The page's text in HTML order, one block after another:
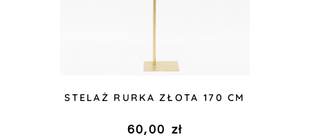
STELAŻ RURKA ZŁOTA 170 CM
60,00 zł